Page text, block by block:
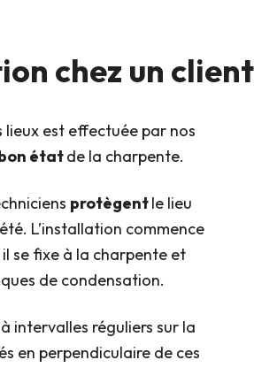
chez un client
lieux est effectuée par nos
étatde la charpente.
protègentle lieu
L’installation commence
il se fixe à la charpente et
de condensation.
intervalles réguliers sur la
en perpendiculaire de ces